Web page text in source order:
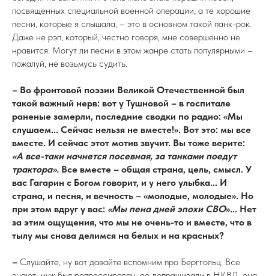
посвященных специальной военной операции, а те хорошие
песни, которые я слышала, – это в основном такой панк-рок.
Даже не рэп, который, честно говоря, мне совершенно не
нравится. Могут ли песни в этом жанре стать популярными –
пожалуй, не возьмусь судить.
– Во фронтовой поэзии Великой Отечественной был
такой важный нерв: вот у Тушновой – в госпитале
раненые замерли, последние сводки по радио: «Мы
слушаем... Сейчас нельзя не вместе!». Вот это: мы все
вместе. И сейчас этот мотив звучит. Вы тоже верите:
«А все-таки начнется посевная, за танками поедут
трактора». Все вместе – общая страна, цель, смысл. У
вас Гагарин с Богом говорит, и у него улыбка... И
страна, и песня, и вечность – «молодые, молодые». Но
при этом вдруг у вас: «Мы пена дней эпохи СВО»... Нет
за этим ощущения, что мы не очень-то и вместе, что в
тылу мы снова делимся на белых и на красных?
– Слушайте, ну вот давайте вспомним про Берггольц. Все